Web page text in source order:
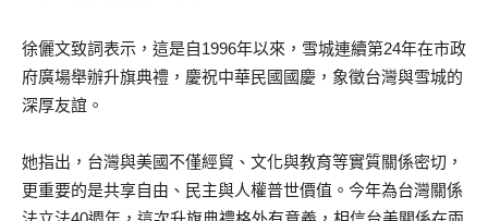
徐儷文致詞表示，這是自1996年以來，雪城連續第24年在市政
府廣場舉辦升旗典禮，慶祝中華民國國慶，象徵台灣與雪城的
深厚友誼。
她指出，台灣與美國不僅經貿、文化與教育等實質關係密切，
更重要的是共享自由、民主與人權普世價值。今年為台灣關係